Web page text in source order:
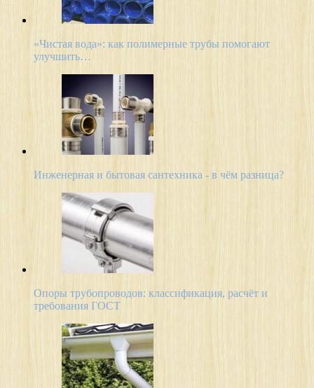
«Чистая вода»: как полимерные трубы помогают
улучшить…
Инженерная и бытовая сантехника - в чём разница?
Опоры трубопроводов: классификация, расчёт и
требования ГОСТ